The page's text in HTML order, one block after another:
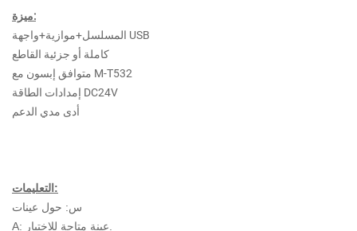
ميزة:
المسلسل+موازية+واجهة USB
كاملة أو جزئية القاطع
متوافق إبسون مع M-T532
إمدادات الطاقة DC24V
أدى مدي الدعم
التعليمات:
س: حول عينات